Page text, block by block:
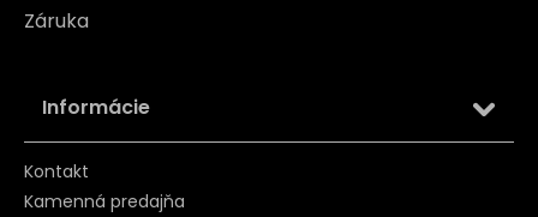
Záruka
Informácie
Kontakt
Kamenná predajňa